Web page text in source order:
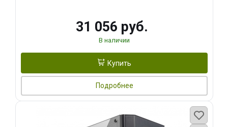
31 056 руб.
В наличии
Купить
Подробнее